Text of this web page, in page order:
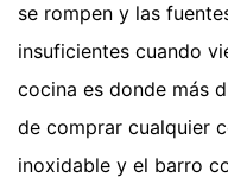
se rompen y las
insuficientes cuando
cocina es donde más
de comprar cualquier
inoxidable y el barro